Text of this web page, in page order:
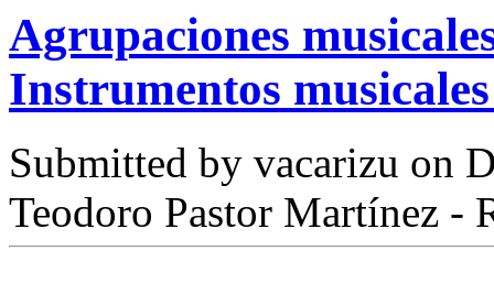
Agrupaciones
Instrumentos
Submitted by vacarizu on
Teodoro Pastor Martínez -